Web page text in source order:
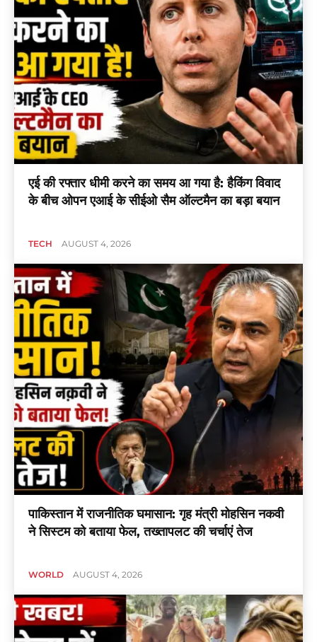
एई की रफ्तार धीमी करने का समय आ गया है: हैकिंग विवाद
के बीच ओपन एआई के सीईओ सैम ऑल्टमैन का बड़ा बयान
TECH AUGUST 4, 2026
पाकिस्तान में राजनीतिक घमासान: गृह मंत्री मोहसिन नकवी
ने सिस्टम को बताया फेल, तख्तापलट की चर्चाएं तेज
WORLD AUGUST 4, 2026